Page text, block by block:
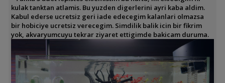
kulak tanktan atlamis. Bu yuzden digerlerini ayri kaba aldim.
Kabul ederse ucretsiz geri iade edecegim kalanlari olmazsa
bir hobiciye ucretsiz verecegim. Simdilik balik icin bir fikrim
yok, akvaryumcuyu tekrar ziyaret ettigimde bakicam duruma.